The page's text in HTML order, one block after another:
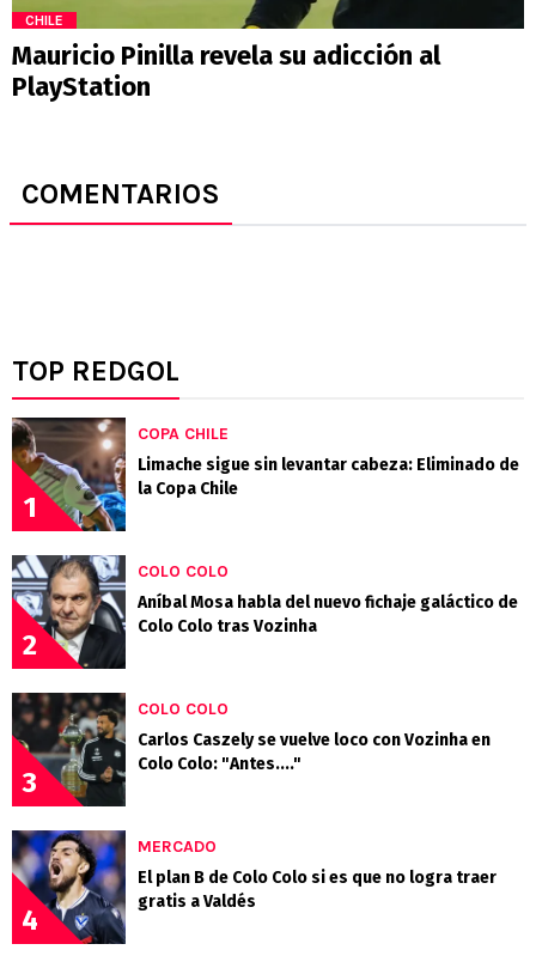
CHILE
Mauricio Pinilla revela su adicción al
PlayStation
COMENTARIOS
TOP REDGOL
1
COPA CHILE
Limache sigue sin levantar cabeza: Eliminado de
la Copa Chile
2
COLO COLO
Aníbal Mosa habla del nuevo fichaje galáctico de
Colo Colo tras Vozinha
3
COLO COLO
Carlos Caszely se vuelve loco con Vozinha en
Colo Colo: "Antes...."
4
MERCADO
El plan B de Colo Colo si es que no logra traer
gratis a Valdés